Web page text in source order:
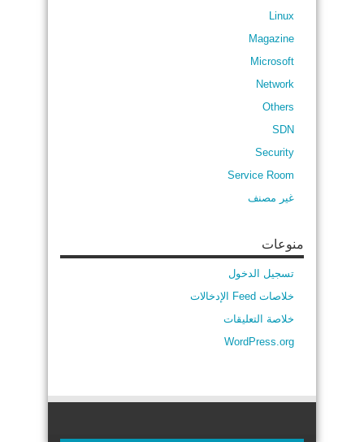
Linux
Magazine
Microsoft
Network
Others
SDN
Security
Service Room
غير مصنف
منوعات
تسجيل الدخول
خلاصات Feed الإدخالات
خلاصة التعليقات
WordPress.org